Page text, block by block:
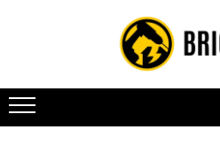
Toate Produsele
Vehicule electrice
Atv